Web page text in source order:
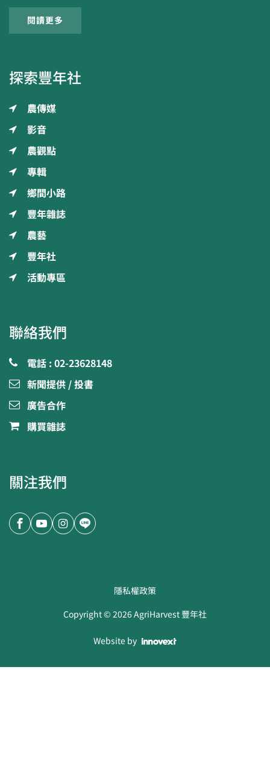
閱讀更多
探索豐年社
農傳媒
影音
農觀點
專輯
鄉間小路
豐年雜誌
農藝
豐年社
活動專區
聯絡我們
電話 : 02-23628148
新聞提供 / 投書
廣告合作
購買雜誌
關注我們
隱私權政策
Copyright ©2026AgriHarvest 豐年社
Website by